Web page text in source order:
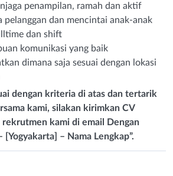
penampilan, ramah dan aktif
pelanggan dan mencintai anak-anak
dan shift
komunikasi yang baik
dimana saja sesuai dengan lokasi
dengan kriteria di atas dan tertarik
kami, silakan kirimkan CV
kami di email Dengan
– Nama Lengkap”.